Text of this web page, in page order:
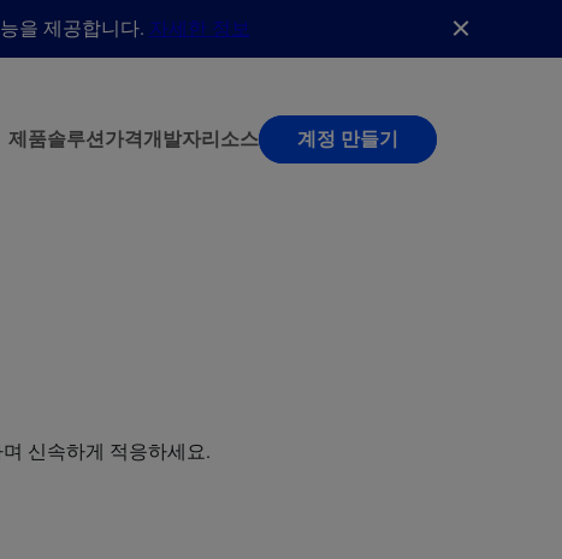
을 제공합니다. 자세한 정보
제품솔루션가격개발자리소스 계정 만들기
신속하게 적응하세요.